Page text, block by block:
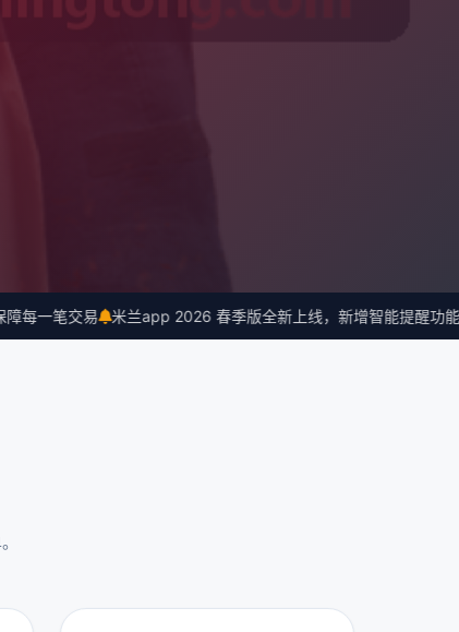
一笔交易 米兰app 2026 春季版全新上线，新增智能提醒功能